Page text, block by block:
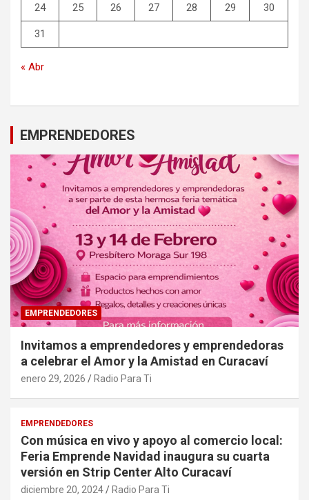
24 25 26 27 28 29 30
31
« Abr
EMPRENDEDORES
EMPRENDEDORES
Invitamos a emprendedores y emprendedoras
a celebrar el Amor y la Amistad en Curacaví
enero 29, 2026 Radio Para Ti
EMPRENDEDORES
Con música en vivo y apoyo al comercio local:
Feria Emprende Navidad inaugura su cuarta
versión en Strip Center Alto Curacaví
diciembre 20, 2024 Radio Para Ti